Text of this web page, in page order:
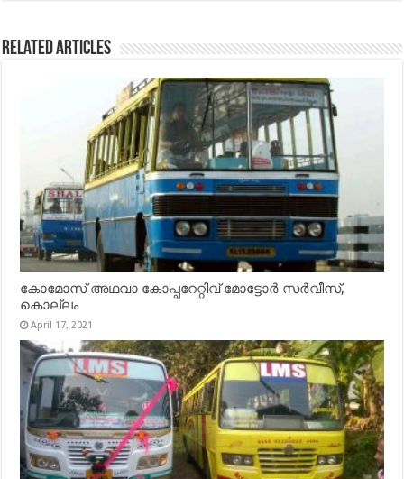
Related Articles
കോമോസ് അഥവാ കോപ്പറേറ്റിവ് മോട്ടോര്‍ സര്‍വീസ്,
കൊല്ലം
April 17, 2021